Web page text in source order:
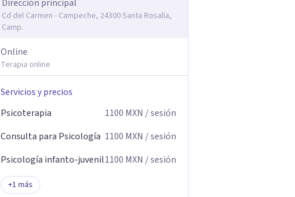
Dirección principal
Cd del Carmen - Campeche, 24300 Santa Rosalía,
Camp.
Online
Terapia online
Servicios y precios
Psicoterapia
1100 MXN / sesión
Consulta para Psicología 1100 MXN / sesión
Psicología infanto-juvenil1100 MXN / sesión
+1 más